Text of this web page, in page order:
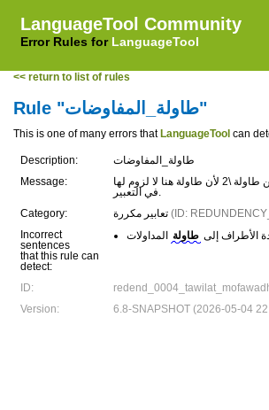
LanguageTool Community
Error Rules for LanguageTool
<< return to list of rules
Rule "طاولة_المفاوضات"
This is one of many errors that LanguageTool can
Description:
طاولة_المفاوضات
Message:
ويفضل أن تقول \2 بدلا من طاولة \2 لأن طاولة هنا لا لزوم لها
في التعبير.
Category:
(ID:
Incorrect
sentences
that this rule can
detect:
الأطراف إلى طاولة المداولات
ID:
Version:
6.8-SNAPSHOT (2026-05-04